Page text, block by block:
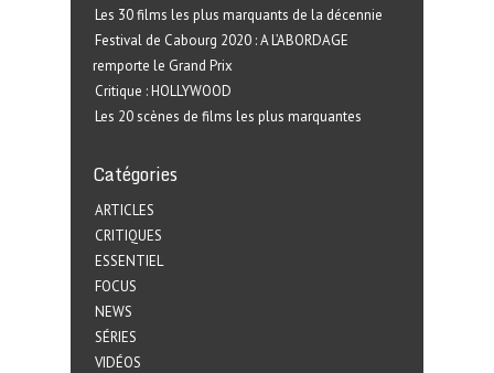
Les 30 films les plus marquants de la décennie
Festival de Cabourg 2020 : A L’ABORDAGE
remporte le Grand Prix
Critique : HOLLYWOOD
Les 20 scènes de films les plus marquantes
Catégories
ARTICLES
CRITIQUES
ESSENTIEL
FOCUS
NEWS
SÉRIES
VIDÉOS